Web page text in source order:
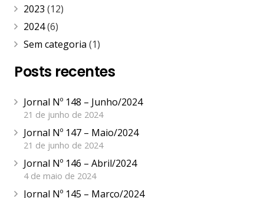
2022 (12)
2023(12)
2024 (6)
Jornal Nº 148 – Junho/2024
21 de junho de 2024
Jornal Nº 147 – Maio/2024
21 de junho de 2024
Jornal Nº 146 – Abril/2024
4 de maio de 2024